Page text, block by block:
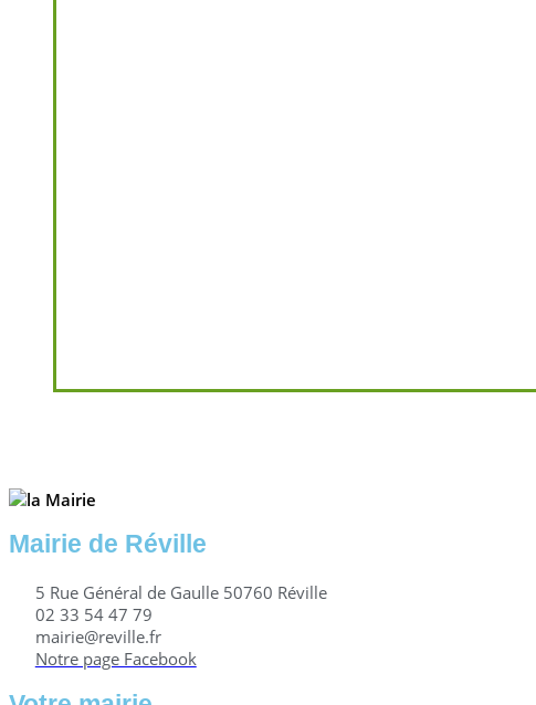
Mairie de Réville
5 Rue Général de Gaulle 50760 Réville
02 33 54 47 79
mairie@reville.fr
Notre page Facebook